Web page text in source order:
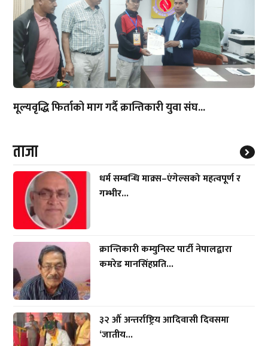
मूल्यवृद्धि फिर्ताको माग गर्दै क्रान्तिकारी युवा संघ...
ताजा
धर्म सम्बन्धि माक्र्स–एंगेल्सको महत्वपूर्ण र
गम्भीर...
क्रान्तिकारी कम्युनिस्ट पार्टी नेपालद्वारा
कमरेड मानसिंहप्रति...
३२ औँ अन्तर्राष्ट्रिय आदिवासी दिवसमा
‘जातीय...